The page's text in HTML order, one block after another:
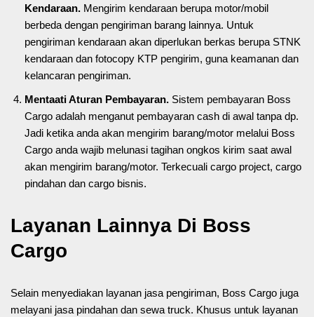
Kendaraan. Mengirim kendaraan berupa motor/mobil
berbeda dengan pengiriman barang lainnya. Untuk
pengiriman kendaraan akan diperlukan berkas berupa STNK
kendaraan dan fotocopy KTP pengirim, guna keamanan dan
kelancaran pengiriman.
Mentaati Aturan Pembayaran. Sistem pembayaran Boss
Cargo adalah menganut pembayaran cash di awal tanpa dp.
Jadi ketika anda akan mengirim barang/motor melalui Boss
Cargo anda wajib melunasi tagihan ongkos kirim saat awal
akan mengirim barang/motor. Terkecuali cargo project, cargo
pindahan dan cargo bisnis.
Layanan Lainnya Di Boss
Cargo
Selain menyediakan layanan jasa pengiriman, Boss Cargo juga
melayani jasa pindahan dan sewa truck. Khusus untuk layanan